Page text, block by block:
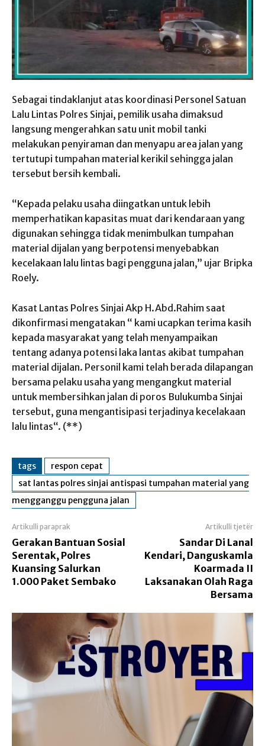
Sebagai tindaklanjut atas koordinasi Personel Satuan
Lalu Lintas Polres Sinjai, pemilik usaha dimaksud
langsung mengerahkan satu unit mobil tanki
melakukan penyiraman dan menyapu area jalan yang
tertutupi tumpahan material kerikil sehingga jalan
tersebut bersih kembali.
“Kepada pelaku usaha diingatkan untuk lebih
memperhatikan kapasitas muat dari kendaraan yang
digunakan sehingga tidak menimbulkan tumpahan
material dijalan yang berpotensi menyebabkan
kecelakaan lalu lintas bagi pengguna jalan,” ujar Bripka
Roely.
Kasat Lantas Polres Sinjai Akp H.Abd.Rahim saat
dikonfirmasi mengatakan “ kami ucapkan terima kasih
kepada masyarakat yang telah menyampaikan
tentang adanya potensi laka lantas akibat tumpahan
material dijalan. Personil kami telah berada dilapangan
bersama pelaku usaha yang mengangkut material
untuk membersihkan jalan di poros Bulukumba Sinjai
tersebut, guna mengantisipasi terjadinya kecelakaan
lalu lintas“. (**)
tags
respon cepat
sat lantas polres sinjai antispasi tumpahan material yang
mengganggu pengguna jalan
Artikulli paraprak
Gerakan Bantuan Sosial
Serentak, Polres
Kuansing Salurkan
1.000 Paket Sembako
Artikulli tjetër
Sandar Di Lanal
Kendari, Danguskamla
Koarmada II
Laksanakan Olah Raga
Bersama